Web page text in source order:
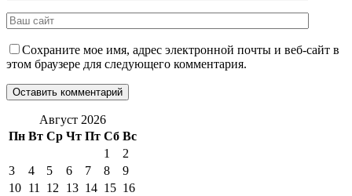
Сохраните мое имя, адрес электронной почты и веб-сайт в
этом браузере для следующего комментария.
Август 2026
Пн Вт Ср Чт Пт Сб Вс
1
2
3
4 5 6 7 8
9
10 11 12 13 14 15 16